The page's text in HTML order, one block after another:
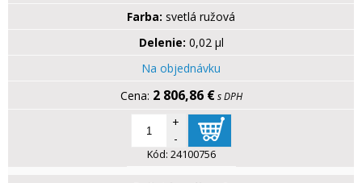
Farba: svetlá ružová
Delenie: 0,02 µl
Na objednávku
2 806,86 € s DPH
+
-
Kód: 24100756